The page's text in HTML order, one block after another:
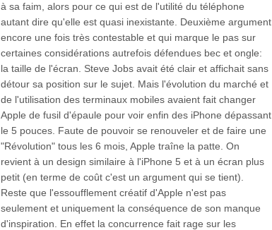
à sa faim, alors pour ce qui est de l'utilité du téléphone
autant dire qu'elle est quasi inexistante. Deuxième argument
encore une fois très contestable et qui marque le pas sur
certaines considérations autrefois défendues bec et ongle:
la taille de l'écran. Steve Jobs avait été clair et affichait sans
détour sa position sur le sujet. Mais l'évolution du marché et
de l'utilisation des terminaux mobiles avaient fait changer
Apple de fusil d'épaule pour voir enfin des iPhone dépassant
le 5 pouces. Faute de pouvoir se renouveler et de faire une
"Révolution" tous les 6 mois, Apple traîne la patte. On
revient à un design similaire à l'iPhone 5 et à un écran plus
petit (en terme de coût c'est un argument qui se tient).
Reste que l'essoufflement créatif d'Apple n'est pas
seulement et uniquement la conséquence de son manque
d'inspiration. En effet la concurrence fait rage sur les